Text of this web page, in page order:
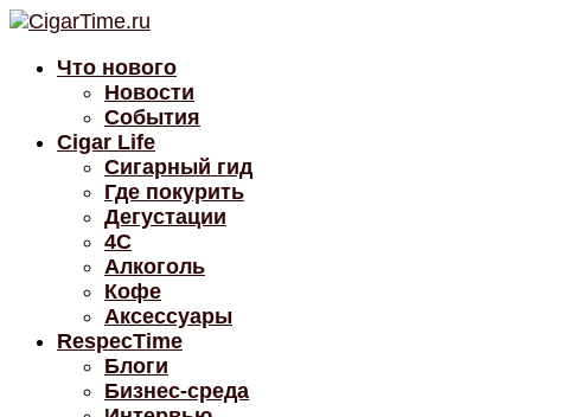
Что нового
Новости
События
Cigar Life
Сигарный гид
Где покурить
Дегустации
4C
Алкоголь
Кофе
Аксессуары
RespecTime
Блоги
Бизнес-среда